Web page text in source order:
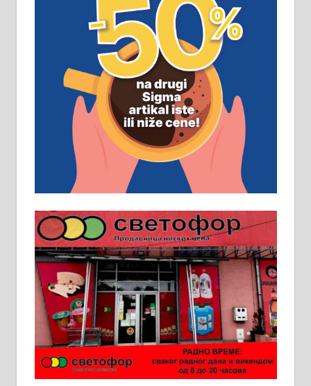
ПОСЛОВНИ ОГЛАСИ
Рудник и флотација Рудник
д.о.о. Рудник запошљава 20
помоћника рудара. Услови:
Основна школа, пожељно радно
искуство на истим и сличним
пословима, али не и неопходан
услов. Обезбеђен смештај,
превоз, исхрана. 032/57-41-122 –
локал 22
Пружам услуге завршних радова
у грађевини, хидроизолације и
молерских радова. 061/25-28-058
Ало таксију потребан возач са Б
категоријом. 064/02-85-511
Потребна два радника за рад на
стоваришту „Липа промет” у
Алексинцу. За више
информација доћи лично на
стовариште у улици Максима